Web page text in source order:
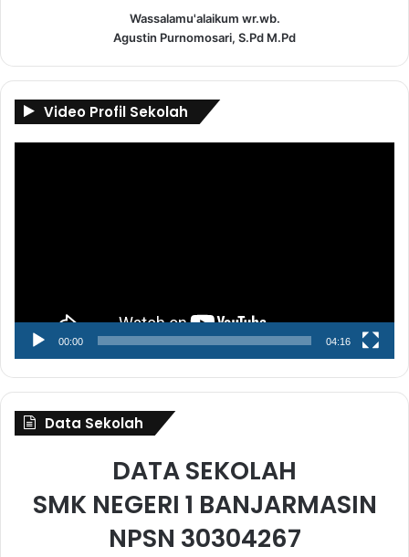
Wassalamu'alaikum wr.wb.
Agustin Purnomosari, S.Pd M.Pd
Video Profil Sekolah
00:00 04:16
Data Sekolah
DATA SEKOLAH
SMK NEGERI 1 BANJARMASIN
NPSN 30304267